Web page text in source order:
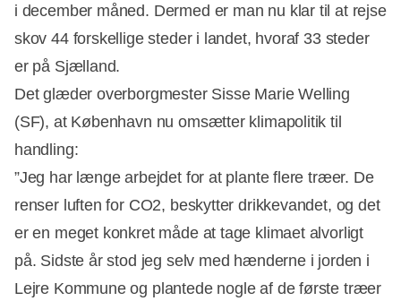
i december måned. Dermed er man nu klar til at rejse
skov 44 forskellige steder i landet, hvoraf 33 steder
er på Sjælland.
Det glæder overborgmester Sisse Marie Welling
(SF), at København nu omsætter klimapolitik til
handling:
”Jeg har længe arbejdet for at plante flere træer. De
renser luften for CO2, beskytter drikkevandet, og det
er en meget konkret måde at tage klimaet alvorligt
på. Sidste år stod jeg selv med hænderne i jorden i
Lejre Kommune og plantede nogle af de første træer